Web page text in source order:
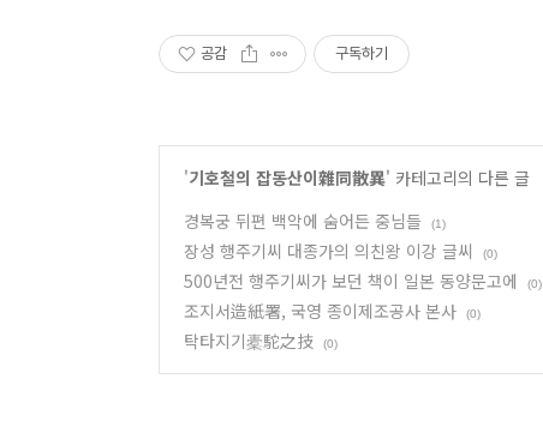
공감 구독하기
'기호철의 잡동산이雜同散異' 카테고리의 다른 글
경복궁 뒤편 백악에 숨어든 중님들
(1)
장성 행주기씨 대종가의 의친왕 이강 글씨 (0)
500년전 행주기씨가 보던 책이 일본 동양문고에 (0)
조지서造紙署, 국영 종이제조공사 본사 (0)
탁타지기橐駝之技 (0)